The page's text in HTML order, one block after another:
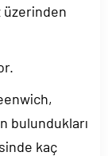
üzerinden
bulundukları
kaç